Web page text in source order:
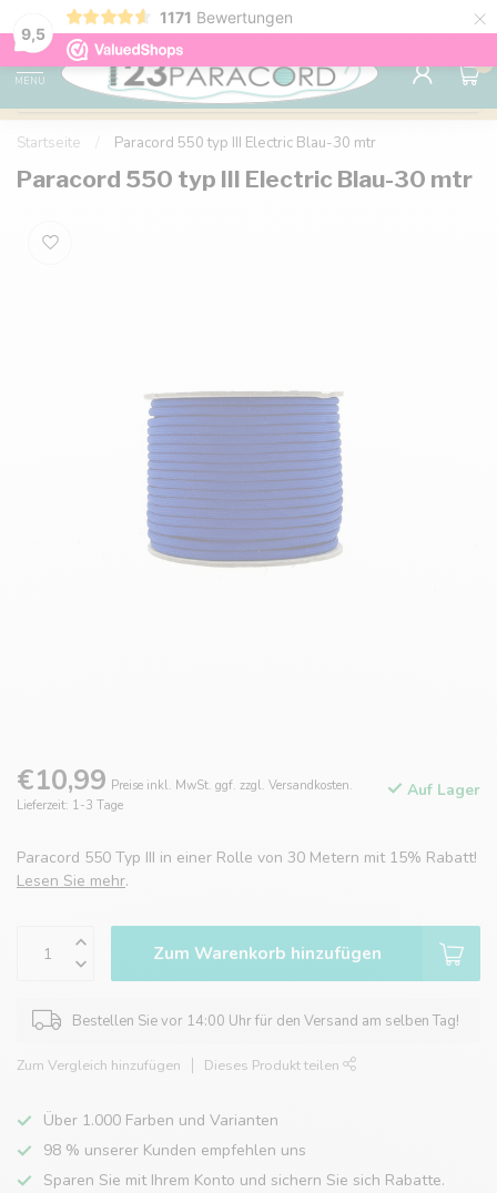
9,5
1171 Bewertungen ×
Kostenlose Lieferung nach Hause ab 150 €
MENU
0
Startseite Paracord 550 typ III Electric Blau-30 mtr
Paracord 550 typ III Electric Blau-30 mtr
€10,99 Preise inkl. MwSt. ggf. zzgl. Versandkosten.
Lieferzeit: 1-3 Tage
Auf Lager
Paracord 550 Typ III in einer Rolle von 30 Metern mit 15% Rabatt!
Lesen Sie mehr.
Zum Warenkorb hinzufügen
Bestellen Sie vor 14:00 Uhr für den Versand am selben Tag!
Zum Vergleich hinzufügen Dieses Produkt teilen
Über 1.000 Farben und Varianten
98 % unserer Kunden empfehlen uns
Sparen Sie mit Ihrem Konto und sichern Sie sich Rabatte.